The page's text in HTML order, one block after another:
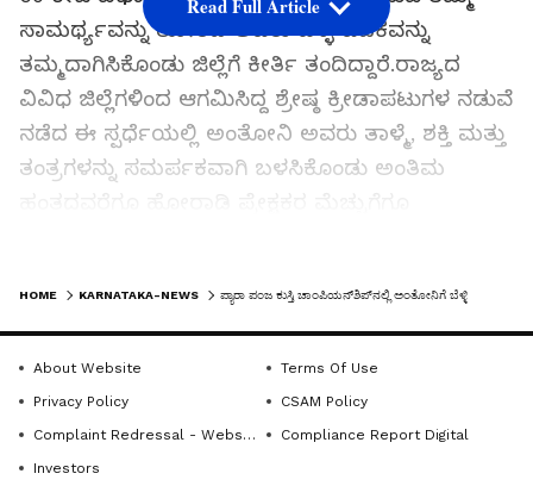
ಸಾಮರ್ಥ್ಯವನ್ನು ತೋರಿದ ಅವರು ಬೆಳ್ಳಿ ಪದಕವನ್ನು
ತಮ್ಮದಾಗಿಸಿಕೊಂಡು ಜಿಲ್ಲೆಗೆ ಕೀರ್ತಿ ತಂದಿದ್ದಾರೆ.ರಾಜ್ಯದ
ವಿವಿಧ ಜಿಲ್ಲೆಗಳಿಂದ ಆಗಮಿಸಿದ್ದ ಶ್ರೇಷ್ಠ ಕ್ರೀಡಾಪಟುಗಳ ನಡುವೆ
ನಡೆದ ಈ ಸ್ಪರ್ಧೆಯಲ್ಲಿ ಅಂತೋನಿ ಅವರು ತಾಳ್ಮೆ, ಶಕ್ತಿ ಮತ್ತು
ತಂತ್ರಗಳನ್ನು ಸಮರ್ಪಕವಾಗಿ ಬಳಸಿಕೊಂಡು ಅಂತಿಮ
ನಿರಂತರ ಪರಿಶ್ರಮಕ್ಕೂ ಪ್ರತಿಫಲವಾಗಿದೆ. ಈ ಸಾಧನೆಯೊಂದಿಗೆ
ಅಂತೋನಿ ಅವರು ಮುಂದಿನ ತಿಂಗಳಲ್ಲಿ ಗುಜರಾತ್‌ನಲ್ಲಿ
ನಡೆಯಲಿರುವ ರಾಷ್ಟ್ರೀಯ ಮಟ್ಟದ ಪ್ಯಾರಾ ಪಂಜ ಕುಸ್ತಿ
ಚಾಂಪಿಯನ್‌ಶಿಪ್ ಸ್ಪರ್ಧೆಗೆ ಆಯ್ಕೆಯಾಗಿದ್ದು, ರಾಷ್ಟ್ರಮಟ್ಟದಲ್ಲಿ
ಕರ್ನಾಟಕ ಹಾಗೂ ಹಾಸನ ಜಿಲ್ಲೆಯ ಪ್ರತಿನಿಧಿಯಾಗಿ
ಪಾಲ್ಗೊಳ್ಳಲಿದ್ದಾರೆ. ಇದರಿಂದ ಜಿಲ್ಲೆಯ ಕ್ರೀಡಾಭಿಮಾನಿಗಳಲ್ಲಿ
Read Full Article
HOME KARNATAKA-NEWS ಪ್ಯಾರಾ ಪಂಜ ಕುಸ್ತಿ ಚಾಂಪಿಯನ್‌ಶಿಪ್‌ನಲ್ಲಿ ಅಂತೋನಿಗೆ ಬೆಳ್ಳಿ
About Website
Terms Of Use
Privacy Policy
CSAM Policy
Complaint Redressal - Website
Compliance Report Digital
Investors